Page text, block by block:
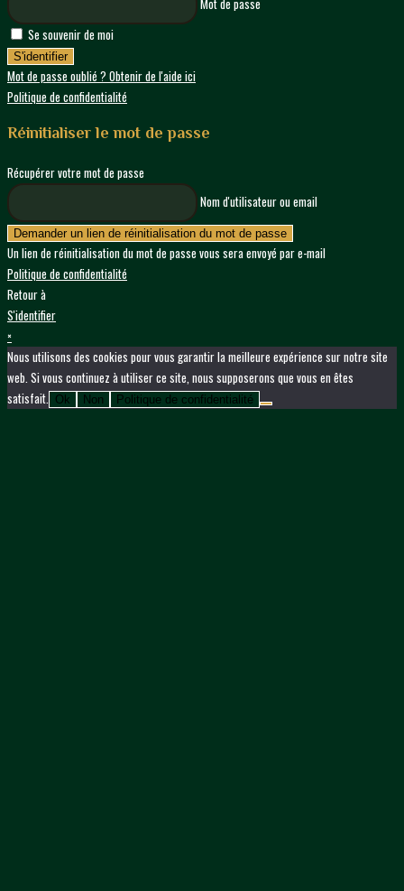
Se souvenir de moi
S'identifier
Mot de passe oublié ? Obtenir de l'aide ici
Politique de confidentialité
Réinitialiser le mot de passe
Récupérer votre mot de passe
Nom d'utilisateur ou email
Demander un lien de réinitialisation du mot de passe
Un lien de réinitialisation du mot de passe vous sera envoyé par e-mail
Politique de confidentialité
Retour à
S'identifier
×
Nous utilisons des cookies pour vous garantir la meilleure expérience sur notre site
web. Si vous continuez à utiliser ce site, nous supposerons que vous en êtes
satisfait.
Ok Non Politique de confidentialité